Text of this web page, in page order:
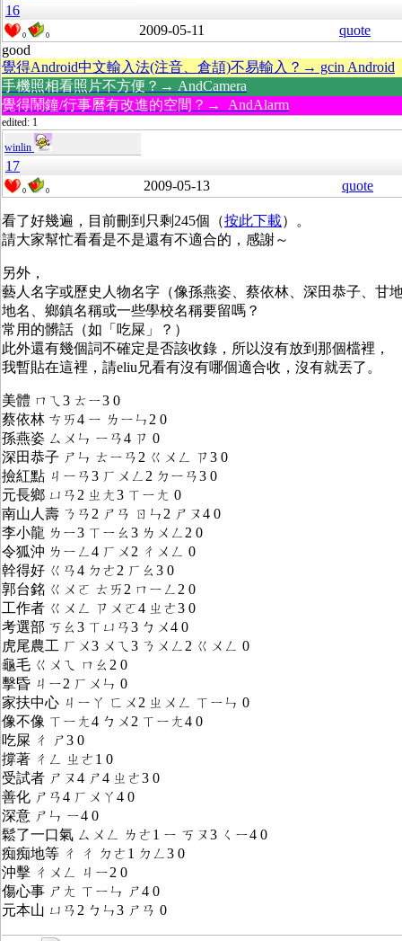
16
0 0 2009-05-11
quote
good
覺得Android中文輸入法(注音、倉頡)不易輸入？→ gcin Android
手機照相看照片不方便？→ AndCamera
覺得鬧鐘/行事曆有改進的空間？→ AndAlarm
edited: 1
winlin
17
0 0 2009-05-13 quote
看了好幾遍，目前刪到只剩245個（按此下載）。
請大家幫忙看看是不是還有不適合的，感謝～
另外，
藝人名字或歷史人物名字（像孫燕姿、蔡依林、深田恭子、甘
地名、鄉鎮名稱或一些學校名稱要留嗎？
常用的髒話（如「吃屎」？）
此外還有幾個詞不確定是否該收錄，所以沒有放到那個檔裡，
我暫貼在這裡，請eliu兄看有沒有哪個適合收，沒有就丟了。
美體 ㄇㄟ3 ㄊㄧ3 0
蔡依林 ㄘㄞ4 ㄧ ㄌㄧㄣ2 0
孫燕姿 ㄙㄨㄣ ㄧㄢ4 ㄗ 0
深田恭子 ㄕㄣ ㄊㄧㄢ2 ㄍㄨㄥ ㄗ3 0
撿紅點 ㄐㄧㄢ3 ㄏㄨㄥ2 ㄉㄧㄢ3 0
元長鄉 ㄩㄢ2 ㄓㄤ3 ㄒㄧㄤ 0
南山人壽 ㄋㄢ2 ㄕㄢ ㄖㄣ2 ㄕㄡ4 0
李小龍 ㄌㄧ3 ㄒㄧㄠ3 ㄌㄨㄥ2 0
令狐沖 ㄌㄧㄥ4 ㄏㄨ2 ㄔㄨㄥ 0
幹得好 ㄍㄢ4 ㄉㄜ2 ㄏㄠ3 0
郭台銘 ㄍㄨㄛ ㄊㄞ2 ㄇㄧㄥ2 0
工作者 ㄍㄨㄥ ㄗㄨㄛ4 ㄓㄜ3 0
考選部 ㄎㄠ3 ㄒㄩㄢ3 ㄅㄨ4 0
虎尾農工 ㄏㄨ3 ㄨㄟ3 ㄋㄨㄥ2 ㄍㄨㄥ 0
龜毛 ㄍㄨㄟ ㄇㄠ2 0
擊昏 ㄐㄧ2 ㄏㄨㄣ 0
家扶中心 ㄐㄧㄚ ㄈㄨ2 ㄓㄨㄥ ㄒㄧㄣ 0
像不像 ㄒㄧㄤ4 ㄅㄨ2 ㄒㄧㄤ4 0
吃屎 ㄔ ㄕ3 0
撐著 ㄔㄥ ㄓㄜ1 0
受試者 ㄕㄡ4 ㄕ4 ㄓㄜ3 0
善化 ㄕㄢ4 ㄏㄨㄚ4 0
深意 ㄕㄣ ㄧ4 0
鬆了一口氣 ㄙㄨㄥ ㄌㄜ1 ㄧ ㄎㄡ3 ㄑㄧ4 0
痴痴地等 ㄔ ㄔ ㄉㄜ1 ㄉㄥ3 0
沖擊 ㄔㄨㄥ ㄐㄧ2 0
傷心事 ㄕㄤ ㄒㄧㄣ ㄕ4 0
元本山 ㄩㄢ2 ㄅㄣ3 ㄕㄢ 0